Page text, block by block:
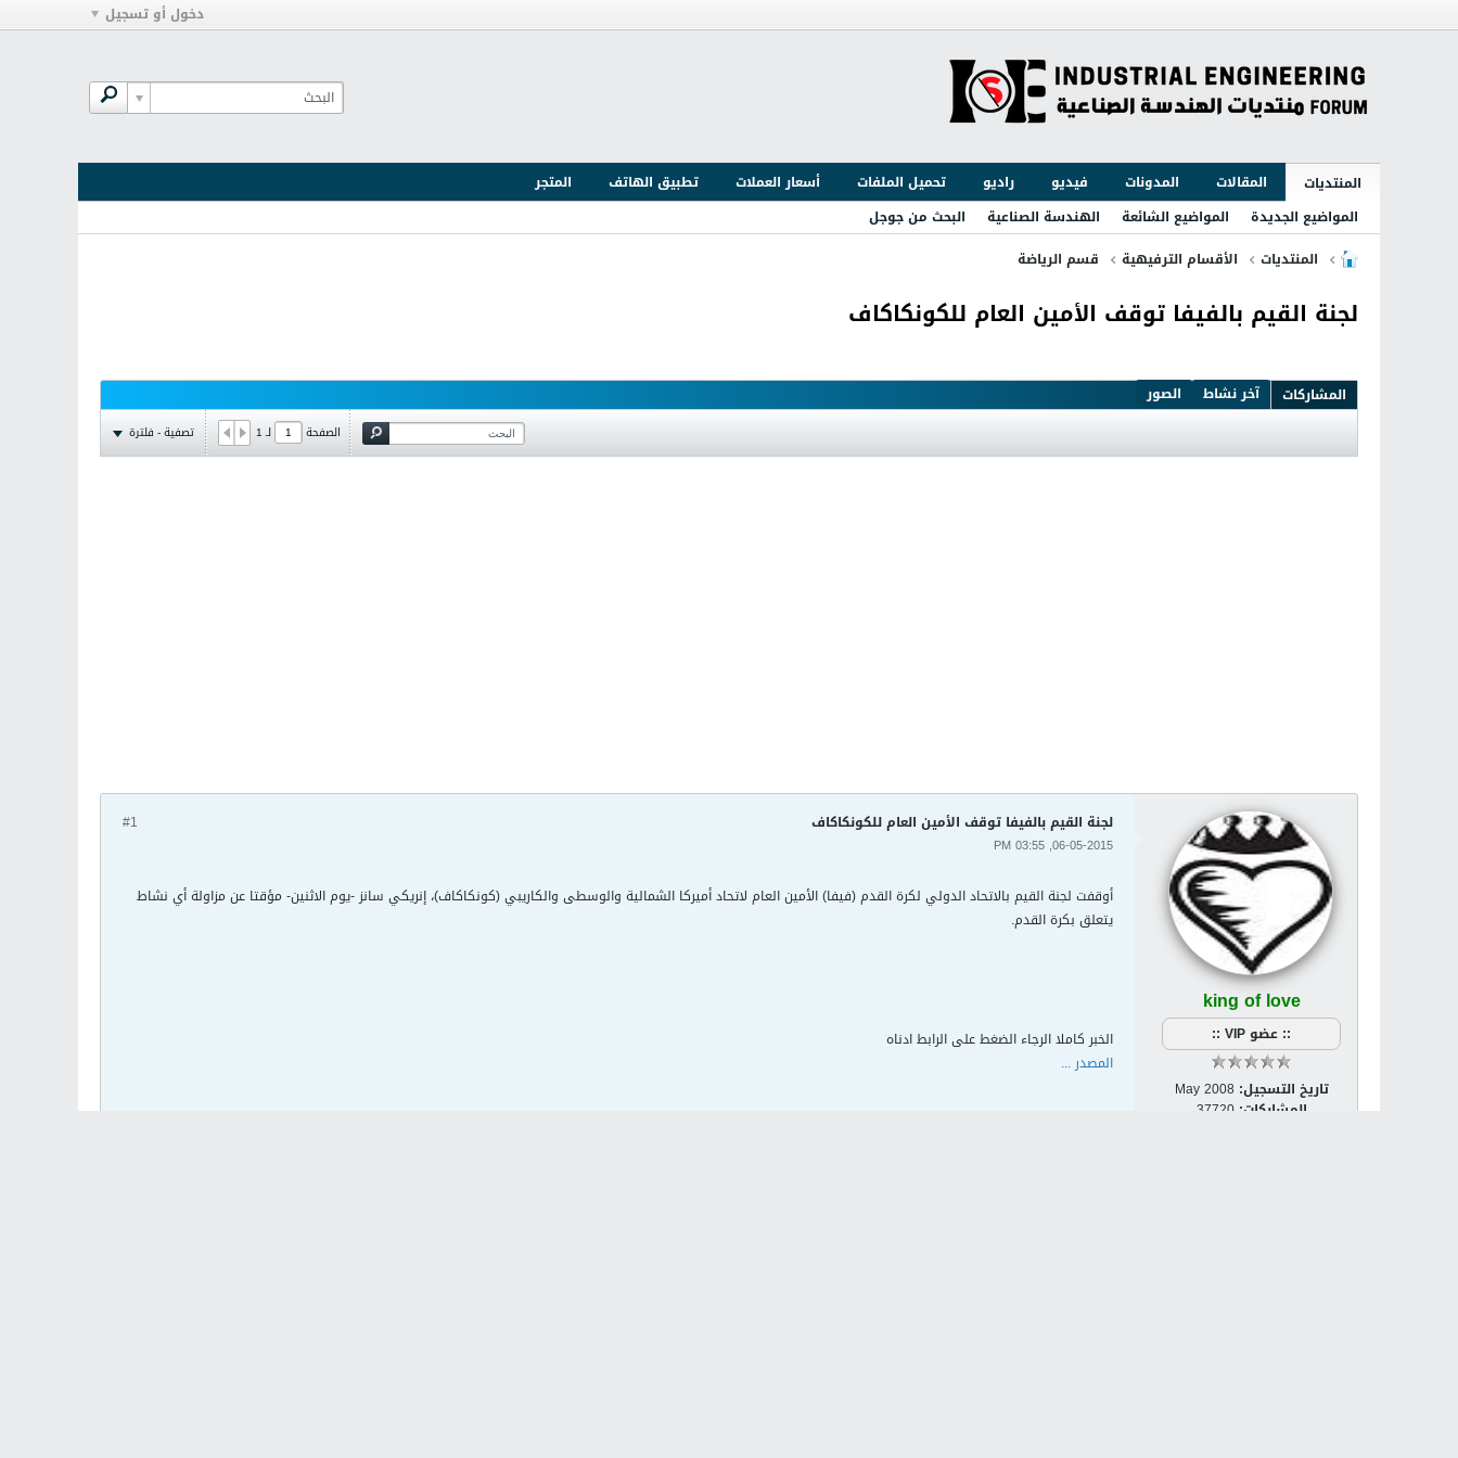
دخول أو تسجيل
المنتديات المقالات المدونات فيديو راديو تحميل الملفات أسعار العملات تطبيق الهاتف
المتجر
المواضيع الجديدة
المواضيع الشائعة الهندسة الصناعية
البحث من جوجل
المنتديات
الأقسام الترفيهية قسم الرياضة
لجنة القيم بالفيفا توقف الأمين العام للكونكاكاف
المشاركات آخر نشاط الصور
الصفحة لـ1 تصفية - فلترة
king of love
:: عضو VIP ::
تاريخ التسجيل: May 2008
المشاركات: 37720
#1 لجنة القيم بالفيفا توقف الأمين العام للكونكاكاف
06-05-2015, 03:55 PM
أوقفت لجنة القيم بالاتحاد الدولي لكرة القدم (فيفا) الأمين العام لاتحاد أميركا الشمالية والوسطى والكاريبي (كونكاكاف)، إنريكي سانز -يوم الاثنين- مؤقتا عن مزاولة أي نشاط
يتعلق بكرة القدم.
الخبر كاملا الرجاء الضغط على الرابط ادناه
المصدر ...